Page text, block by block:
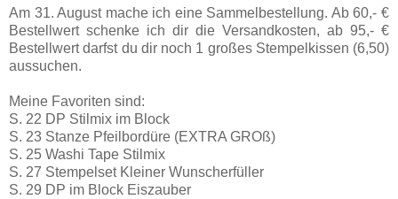
Am 31. August mache ich eine Sammelbestellung. Ab 60,- €
Bestellwert schenke ich dir die Versandkosten, ab 95,- €
Bestellwert darfst du dir noch 1 großes Stempelkissen (6,50)
aussuchen.
Meine Favoriten sind:
S. 22 DP Stilmix im Block
S. 23 Stanze Pfeilbordüre (EXTRA GROß)
S. 25 Washi Tape Stilmix
S. 27 Stempelset Kleiner Wunscherfüller
S. 29 DP im Block Eiszauber